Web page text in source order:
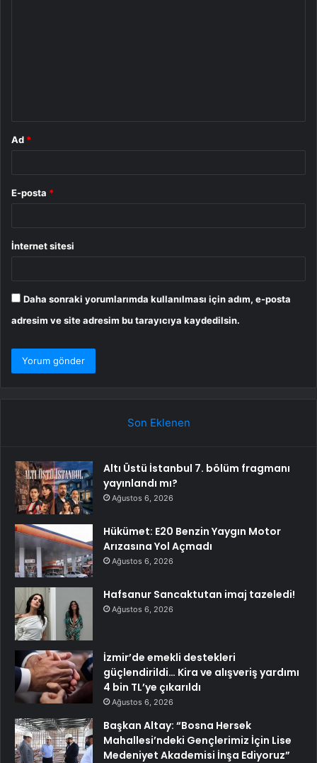
Ad *
E-posta *
İnternet sitesi
Daha sonraki yorumlarımda kullanılması için adım, e-posta
adresim ve site adresim bu tarayıcıya kaydedilsin.
Son Eklenen
Altı Üstü İstanbul 7. bölüm fragmanı
yayınlandı mı?
Ağustos 6, 2026
Hükümet: E20 Benzin Yaygın Motor
Arızasına Yol Açmadı
Ağustos 6, 2026
Hafsanur Sancaktutan imaj tazeledi!
Ağustos 6, 2026
İzmir’de emekli destekleri
güçlendirildi… Kira ve alışveriş yardımı
4 bin TL’ye çıkarıldı
Ağustos 6, 2026
Başkan Altay: “Bosna Hersek
Mahallesi’ndeki Gençlerimiz İçin Lise
Medeniyet Akademisi İnşa Ediyoruz”